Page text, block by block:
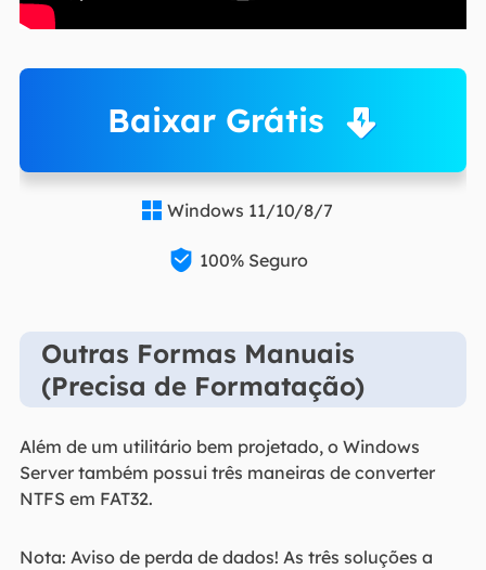
Baixar Grátis
 Windows 11/10/8/7
 100% Seguro
Outras Formas Manuais
(Precisa de Formatação)
Além de um utilitário bem projetado, o Windows
Server também possui três maneiras de converter
NTFS em FAT32.
Nota: Aviso de perda de dados! As três soluções a